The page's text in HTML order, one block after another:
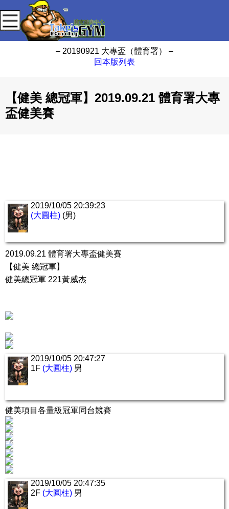
– 20190921 大專盃（體育署） –
回本版列表
【健美 總冠軍】2019.09.21 體育署大專
盃健美賽
2019/10/05 20:39:23
(大圓柱) (男)
2019.09.21 體育署大專盃健美賽
【健美 總冠軍】
健美總冠軍 221黃威杰
2019/10/05 20:47:27
1F (大圓柱) 男
健美項目各量級冠軍同台競賽
2019/10/05 20:47:35
2F (大圓柱) 男